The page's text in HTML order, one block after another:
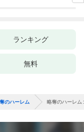
ランキング
無料
のハーレム 略奪のハーレム